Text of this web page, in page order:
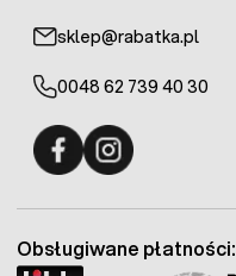
sklep@rabatka.pl
0048 62 739 40 30
Obsługiwane płatności: